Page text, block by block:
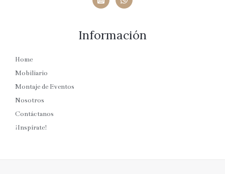
Información
Home
Mobiliario
Montaje de Eventos
Nosotros
Contáctanos
¡Inspírate!